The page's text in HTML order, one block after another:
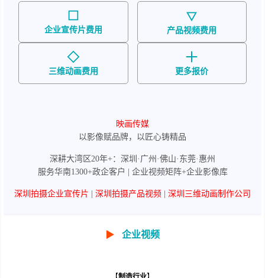
企业宣传片费用 产品视频费用
三维动画费用 更多报价
映画传媒
以影像赋品牌，以匠心铸精品
深耕大湾区20年+：深圳·广州·佛山·东莞·惠州
服务华南1300+政企客户 | 企业视频矩阵+企业影像库
深圳拍摄企业宣传片 深圳拍摄产品视频 深圳三维动画制作公司
▶ 企业视频